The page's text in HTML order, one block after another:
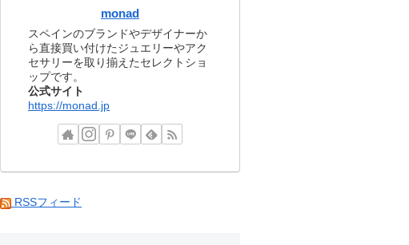
monad
スペインのブランドやデザイナーか
ら直接買い付けたジュエリーやアク
セサリーを取り揃えたセレクトショ
ップです。
公式サイト
https://monad.jp
RSSフィード